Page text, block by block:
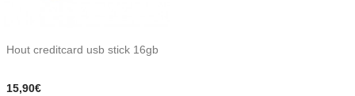
Hout creditcard usb stick 16gb
15,90€